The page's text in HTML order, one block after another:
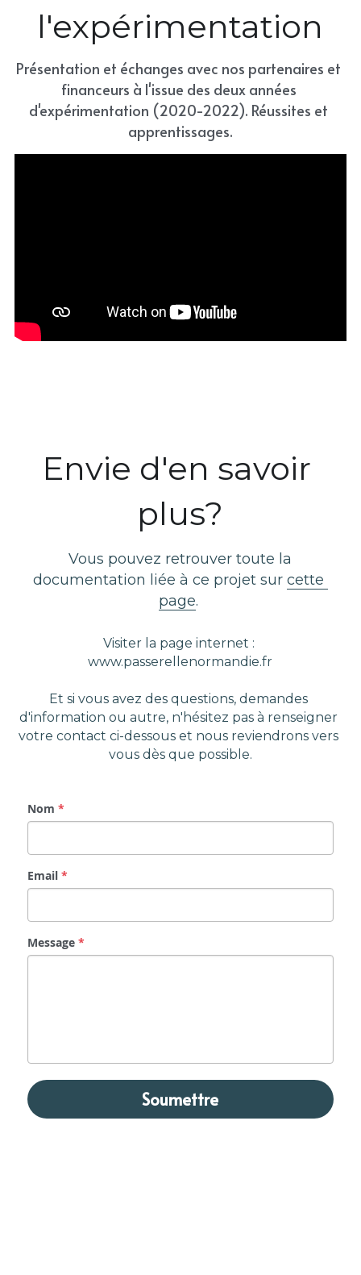
l'expérimentation
Présentation et échanges avec nos partenaires et
financeurs à l'issue des deux années
d'expérimentation (2020-2022). Réussites et
apprentissages.
Envie d'en savoir
plus?
Vous pouvez retrouver toute la
documentation liée à ce projet sur cette
page.
Visiter la page internet :
www.passerellenormandie.fr
Et si vous avez des questions, demandes
d'information ou autre, n'hésitez pas à renseigner
votre contact ci-dessous et nous reviendrons vers
vous dès que possible.
Nom *
Email*
Message*
Soumettre